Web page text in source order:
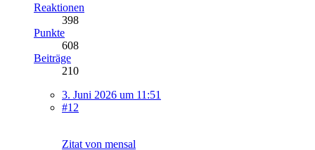
Reaktionen
398
Punkte
608
Beiträge
210
3. Juni 2026 um 11:51
#12
Zitat von mensal